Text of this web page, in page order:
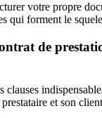
votre propre
qui forment le
de
clauses
et son